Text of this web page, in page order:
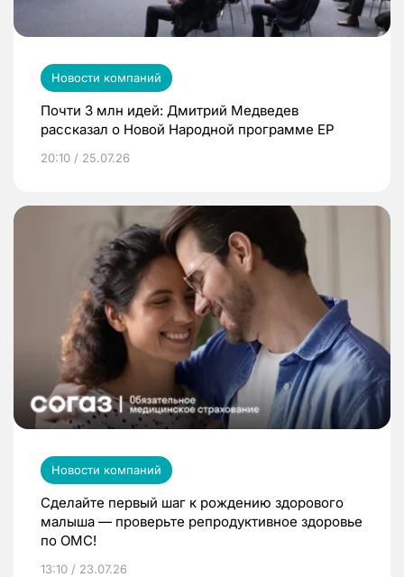
Новости компаний
Почти 3 млн идей: Дмитрий Медведев
рассказал о Новой Народной программе ЕР
20:10 / 25.07.26
Новости компаний
Сделайте первый шаг к рождению здорового
малыша — проверьте репродуктивное здоровье
по ОМС!
13:10 / 23.07.26